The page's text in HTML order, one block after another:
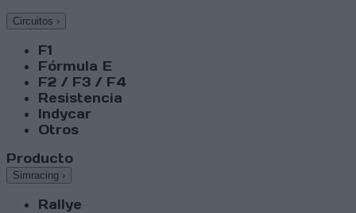
Circuitos ›
F1
Fórmula E
F2 / F3 / F4
Resistencia
Indycar
Otros
Producto
Simracing ›
Rallye